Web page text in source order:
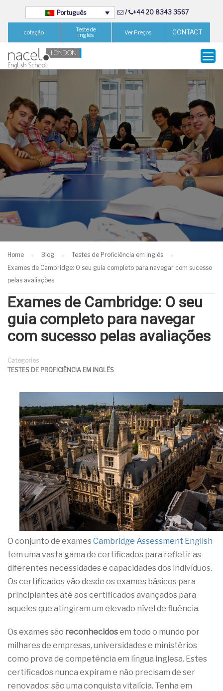
Português / +44 20 8343 3567
cotação Teste de
inglês Ver Preços CONTACT
Home Blog
Testes de Proficiência em Inglês
Exames de Cambridge: O seu guia completo para navegar com sucesso
pelas avaliações
Exames de Cambridge: O seu
guia completo para navegar
com sucesso pelas avaliações
Categories
TESTES DE PROFICIÊNCIA EM INGLÊS
O conjunto de exames Cambridge Assessment English
tem uma vasta gama de certificados para refletir as
diferentes necessidades e capacidades dos indivíduos.
Os certificados vão desde os exames básicos para
principiantes até aos certificados avançados para
aqueles que atingiram um elevado nível de fluência.
Os exames são reconhecidosem todo o mundo por
milhares de empresas, universidades e ministérios
como prova de competência em língua inglesa. Estes
certificados nunca expiram e não precisam de ser
renovados: são uma conquista vitalícia. Tenha em